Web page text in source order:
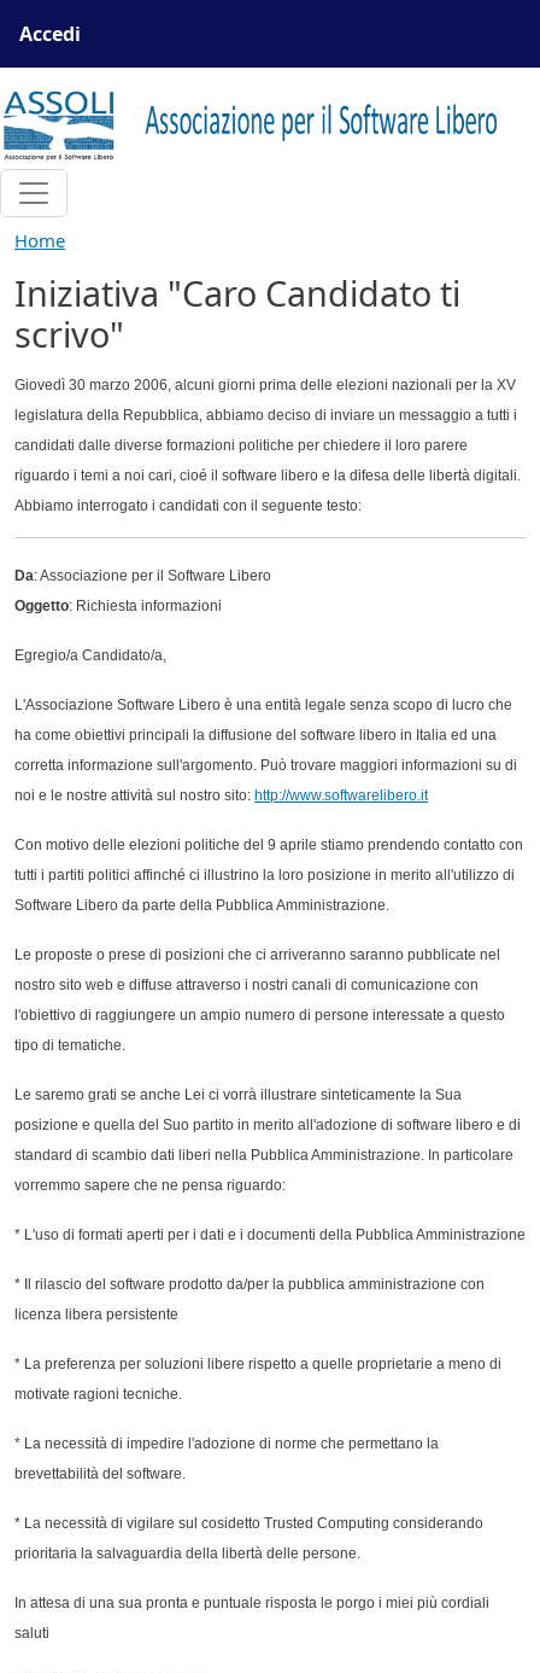
Menu profilo utente
Accedi
Home
Iniziativa "Caro Candidato ti
scrivo"
Giovedì 30 marzo 2006, alcuni giorni prima delle elezioni nazionali per la XV
legislatura della Repubblica, abbiamo deciso di inviare un messaggio a tutti i
candidati dalle diverse formazioni politiche per chiedere il loro parere
riguardo i temi a noi cari, cioé il software libero e la difesa delle libertà digitali.
Abbiamo interrogato i candidati con il seguente testo:
Da: Associazione per il Software Libero
Oggetto: Richiesta informazioni
Egregio/a Candidato/a,
L'Associazione Software Libero è una entità legale senza scopo di lucro che
ha come obiettivi principali la diffusione del software libero in Italia ed una
corretta informazione sull'argomento. Può trovare maggiori informazioni su di
noi e le nostre attività sul nostro sito: http://www.softwarelibero.it
Con motivo delle elezioni politiche del 9 aprile stiamo prendendo contatto con
tutti i partiti politici affinché ci illustrino la loro posizione in merito all'utilizzo di
Software Libero da parte della Pubblica Amministrazione.
Le proposte o prese di posizioni che ci arriveranno saranno pubblicate nel
nostro sito web e diffuse attraverso i nostri canali di comunicazione con
l'obiettivo di raggiungere un ampio numero di persone interessate a questo
tipo di tematiche.
Le saremo grati se anche Lei ci vorrà illustrare sinteticamente la Sua
posizione e quella del Suo partito in merito all'adozione di software libero e di
standard di scambio dati liberi nella Pubblica Amministrazione. In particolare
vorremmo sapere che ne pensa riguardo:
* L'uso di formati aperti per i dati e i documenti della Pubblica Amministrazione
* Il rilascio del software prodotto da/per la pubblica amministrazione con
licenza libera persistente
* La preferenza per soluzioni libere rispetto a quelle proprietarie a meno di
motivate ragioni tecniche.
* La necessità di impedire l'adozione di norme che permettano la
brevettabilità del software.
* La necessità di vigilare sul cosidetto Trusted Computing considerando
prioritaria la salvaguardia della libertà delle persone.
In attesa di una sua pronta e puntuale risposta le porgo i miei più cordiali
saluti